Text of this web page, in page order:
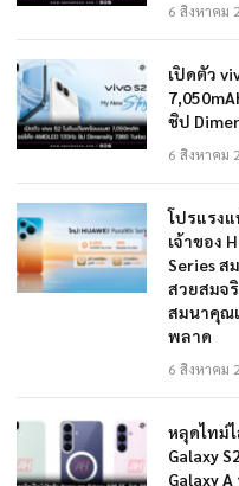
6 สิงหาคม
เปิดตัว
ชิป
6 สิงหาคม
โปรแรง
เจ้าของ
Series ส
สวยสมจ
สมนาคุณ
พลาด
6 สิงหาคม
หลุดไทม์
Galaxy
Galaxy